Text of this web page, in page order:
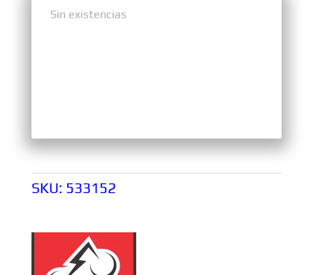
Sin existencias
Sin existencias
SKU: 533152